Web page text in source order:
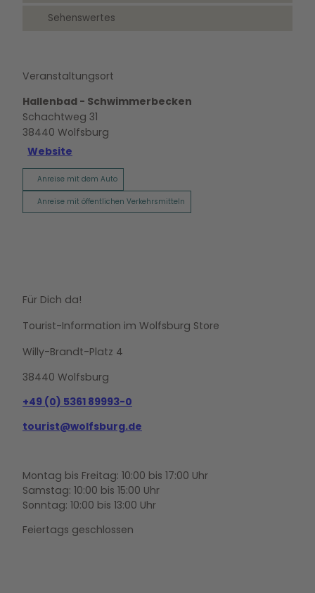
Sehenswertes
Veranstaltungsort
Hallenbad - Schwimmerbecken
Schachtweg 31
38440 Wolfsburg
Website
Anreise mit dem Auto
Anreise mit öffentlichen Verkehrsmitteln
Für Dich da!
Tourist-Information im Wolfsburg Store
Willy-Brandt-Platz 4
38440 Wolfsburg
+49 (0) 5361 89993-0
tourist@wolfsburg.de
Montag bis Freitag: 10:00 bis 17:00 Uhr
Samstag: 10:00 bis 15:00 Uhr
Sonntag: 10:00 bis 13:00 Uhr
Feiertags geschlossen